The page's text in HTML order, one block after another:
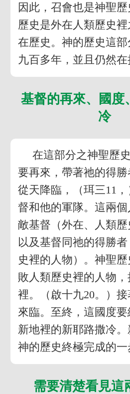
因此，召會也是神聖
歷史是外在人類歷史
在歷史。神的歷史這
九百多年，並且仍然在
基督的再來、國度
冷
在這部分之神聖歷
要再來，帶著祂的得勝
從天降臨，（珥三11
督和他的軍隊。這兩個
敵基督（外在、人類歷
以及基督同祂的得勝
史裡的人物）。神聖
敗人類歷史裡的人物
裡。（啟十九20。）
來臨。至終，這國度
新地裡的新耶路撒冷
神的歷史終極完成的一
需要清楚看見這